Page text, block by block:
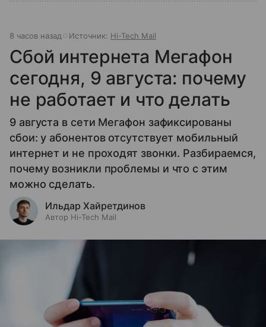
8 часов назад Источник: Hi-Tech Mail
Сбой интернета Мегафон
сегодня, 9 августа: почему
не работает и что делать
9 августа в сети Мегафон зафиксированы
сбои: у абонентов отсутствует мобильный
интернет и не проходят звонки. Разбираемся,
почему возникли проблемы и что с этим
можно сделать.
Ильдар Хайретдинов
Автор Hi-Tech Mail